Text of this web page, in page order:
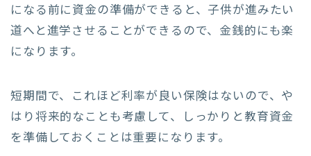
になる前に資金の準備ができると、子供が進みたい
道へと進学させることができるので、金銭的にも楽
になります。
短期間で、これほど利率が良い保険はないので、や
はり将来的なことも考慮して、しっかりと教育資金
を準備しておくことは重要になります。